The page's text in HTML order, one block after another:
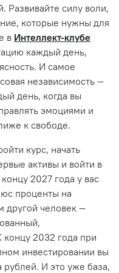
Развивайте силу воли,
которые нужны для
в Интеллект-клубе
каждый день,
И самое
независимость —
день, когда вы
эмоциями и
к свободе.
курс, начать
активы и войти в
2027 года у вас
проценты на
другой человек —
2032 года при
инвестировании вы
И это уже база,